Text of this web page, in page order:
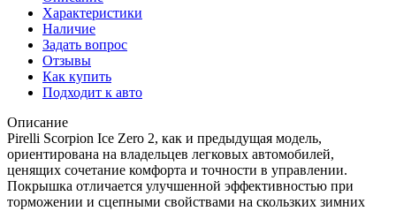
Характеристики
Наличие
Задать вопрос
Отзывы
Как купить
Подходит к авто
Описание
Pirelli Scorpion Ice Zero 2, как и предыдущая модель,
ориентирована на владельцев легковых автомобилей,
ценящих сочетание комфорта и точности в управлении.
Покрышка отличается улучшенной эффективностью при
торможении и сцепными свойствами на скользких зимних